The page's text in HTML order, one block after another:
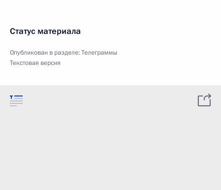
Статус материала
Опубликован в разделе:Телеграммы
Текстовая версия